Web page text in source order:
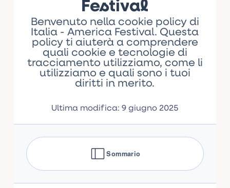
Benvenuto nella cookie policy di
Italia - America Festival. Questa
policy ti aiuterà a comprendere
quali cookie e tecnologie di
tracciamento utilizziamo, come li
utilizziamo e quali sono i tuoi
diritti in merito.
Ultima modifica: 9 giugno 2025
Sommario